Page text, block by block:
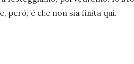
però, è che non sia finita qui.